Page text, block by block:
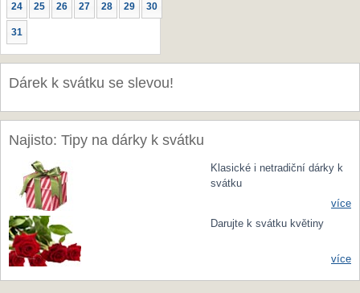
24 25 26 27 28 29 30
31
Dárek k svátku se slevou!
Najisto: Tipy na dárky k svátku
Klasické i netradiční dárky k
svátku
více
Darujte k svátku květiny
více